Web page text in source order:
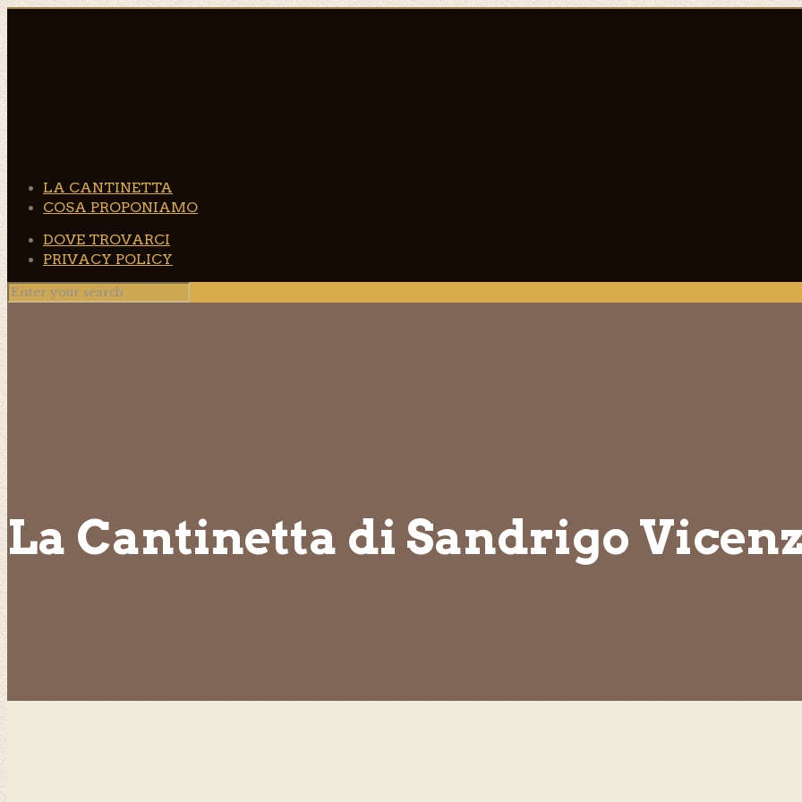
LA CANTINETTA
COSA PROPONIAMO
DOVE TROVARCI
PRIVACY POLICY
La Cantinetta di Sandrigo